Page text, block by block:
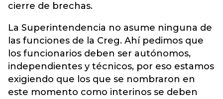
cierre de brechas.
La Superintendencia no asume ninguna de
las funciones de la Creg. Ahí pedimos que
los funcionarios deben ser autónomos,
independientes y técnicos, por eso estamos
exigiendo que los que se nombraron en
este momento como interinos se deben